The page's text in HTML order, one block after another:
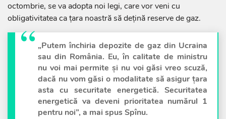
octombrie, se va adopta noi legi, care vor veni cu
obligativitatea ca țara noastră să dețină reserve de gaz.
„Putem închiria depozite de gaz din Ucraina
sau din România. Eu, în calitate de ministru
nu voi mai permite și nu voi găsi vreo scuză,
dacă nu vom găsi o modalitate să asigur țara
asta cu securitate energetică. Securitatea
energetică va deveni prioritatea numărul 1
pentru noi”, a mai spus Spînu.